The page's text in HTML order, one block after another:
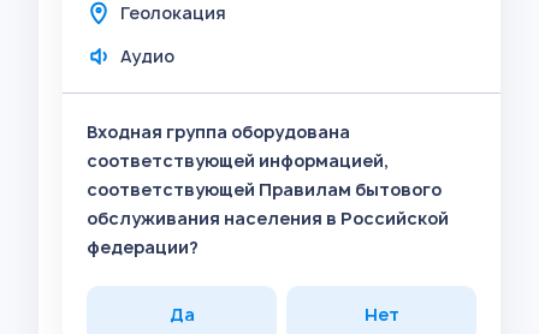
Геолокация
Аудио
Входная группа оборудована
соответствующей информацией,
соответствующей Правилам бытового
обслуживания населения в Российской
федерации?
Да Нет